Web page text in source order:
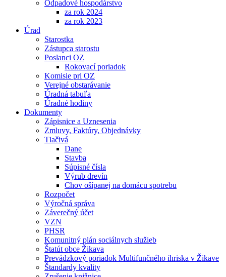
Odpadové hospodárstvo
za rok 2024
za rok 2023
Úrad
Starostka
Zástupca starostu
Poslanci OZ
Rokovací poriadok
Komisie pri OZ
Verejné obstarávanie
Úradná tabuľa
Úradné hodiny
Dokumenty
Zápisnice a Uznesenia
Zmluvy, Faktúry, Objednávky
Tlačivá
Dane
Stavba
Súpisné čísla
Výrub drevín
Chov ošípanej na domácu spotrebu
Rozpočet
Výročná správa
Záverečný účet
VZN
PHSR
Komunitný plán sociálnych služieb
Štatút obce Žikava
Prevádzkový poriadok Multifunčného ihriska v Žikave
Štandardy kvality